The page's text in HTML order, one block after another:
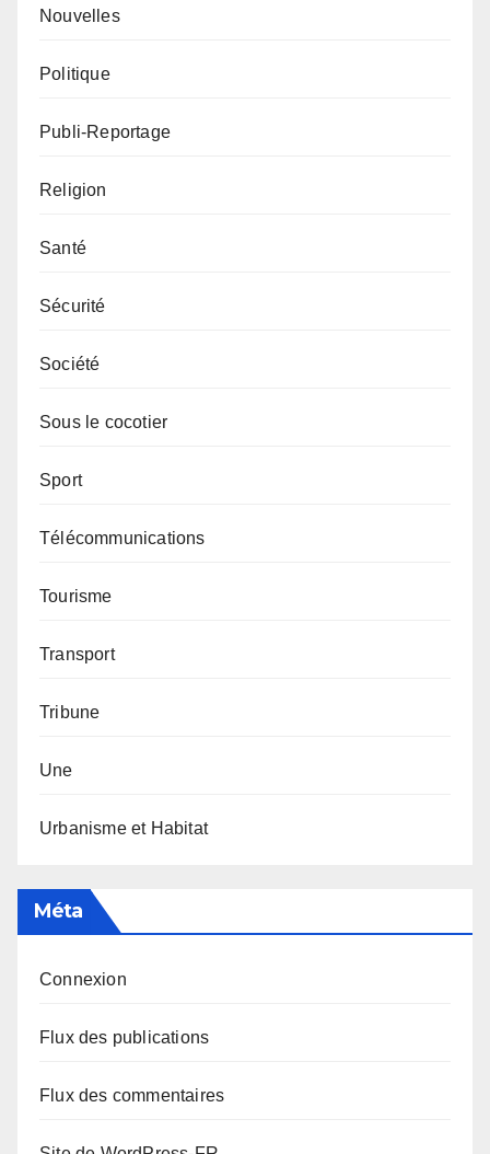
Nouvelles
Politique
Publi-Reportage
Religion
Santé
Sécurité
Société
Sous le cocotier
Sport
Télécommunications
Tourisme
Transport
Tribune
Une
Urbanisme et Habitat
Méta
Connexion
Flux des publications
Flux des commentaires